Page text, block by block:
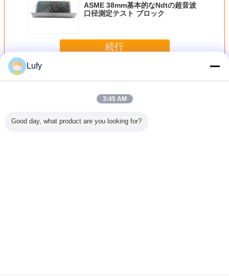
ASME 38mm基本的なNdtの超音波
口径測定テスト ブロック
続行
多く超音波口径測定のブロック
Lufy
3:45 AM
Good day, what product are you looking for?